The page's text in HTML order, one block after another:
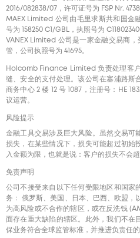
2016/082838/07，许可证号为 FSP Nr.
MAEX Limited 公司由毛里求斯共和国金
号为 158250 C1/GBL，执照号为
VANEX Limited 公司是一家金融交易商，
管，公司执照号为 41695。
Holcomb Finance Limited 负责处理客
缝、安全的支付处理。该公司在塞浦路斯
商务中心 2 楼 12 号 1087，注册号：HE
议运营。
风险提示
金融工具交易涉及巨大风险。虽然交易可
损失，在某些情况下，损失可能超过初始
入金额为限，也就是说：客户的损失不会
免责声明
公司不接受来自以下任何受限地区和国家
务： 俄罗斯、美国、日本、巴西、欧盟，
为高风险或不合作的辖区，或在反洗钱
面存在重大缺陷的辖区。此外，我们不在
保业务符合全球监管标准，并推进负责任的